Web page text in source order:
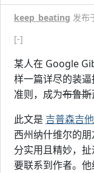
keep_beating 发布
[-]
某人在 Google
样一篇详尽的装
准则，成为布鲁斯
此文是 吉普森吉
西州纳什维尔的
分实用且精妙，
要联系到作者。